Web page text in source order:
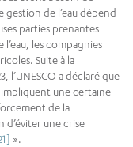
de l’eau dépend
parties prenantes
les compagnies
Suite à la
l’UNESCO a déclaré que
impliquent une certaine
de la
d’éviter une crise
».